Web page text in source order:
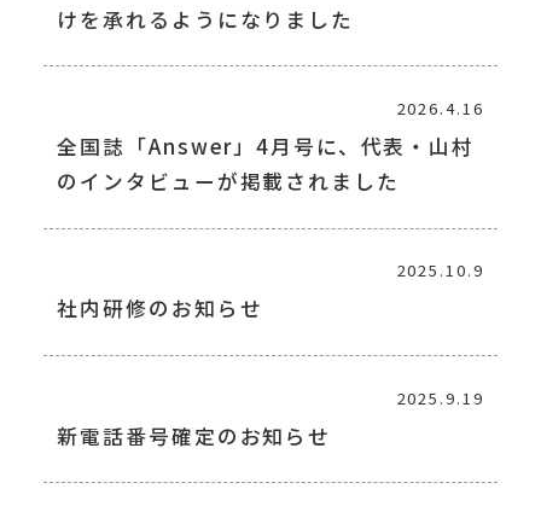
けを承れるようになりました
2026.4.16
全国誌「Answer」4月号に、代表・山村
のインタビューが掲載されました
2025.10.9
社内研修のお知らせ
2025.9.19
新電話番号確定のお知らせ